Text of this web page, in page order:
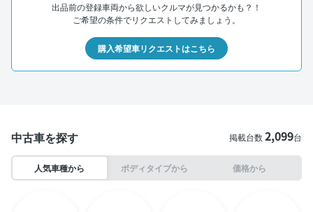
出品前の登録車両から欲しいクルマが見つかるかも？！
ご希望の条件でリクエストしてみましょう。
購入希望車リクエストはこちら
中古車を探す 掲載台数2,099台
人気車種から ボディタイプから 価格から